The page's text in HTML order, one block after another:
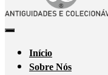
Início
Sobre Nós